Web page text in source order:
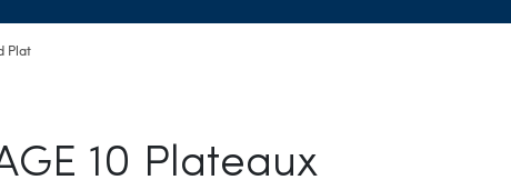
Plat
10 Plateaux